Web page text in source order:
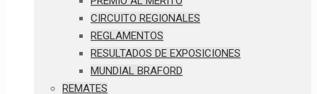
CIRCUITO REGIONALES
REGLAMENTOS
RESULTADOS DE EXPOSICIONES
MUNDIAL BRAFORD
REMATES